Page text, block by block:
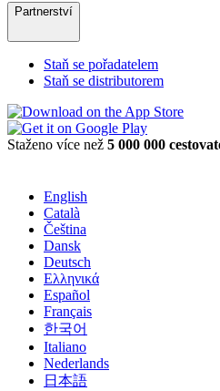
Partnerství
Staň se pořadatelem
Staň se distributorem
Staženo více než 5 000 000
English
Català
Čeština
Dansk
Deutsch
Ελληνικά
Español
Français
한국어
Italiano
Nederlands
日本語